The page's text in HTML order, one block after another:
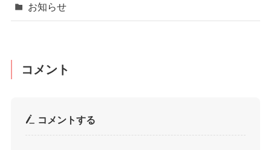
お知らせ
コメント
コメントする